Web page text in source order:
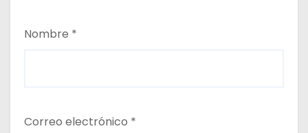
Nombre *
Correo electrónico *